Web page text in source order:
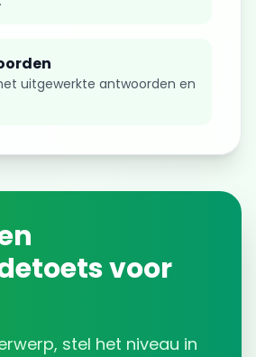
uitgewerkte antwoorden en
voor
stel het niveau in